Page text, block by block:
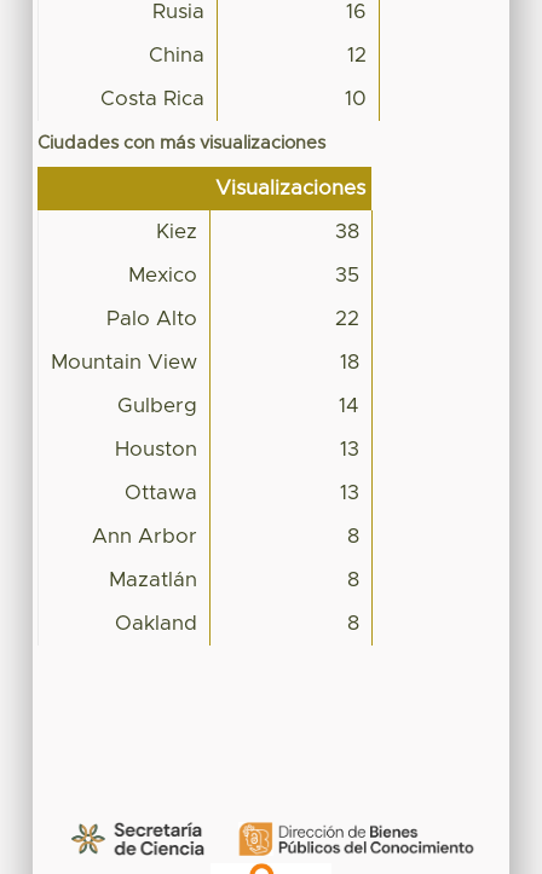
Rusia 16
China 12
Costa Rica 10
Ciudades con más visualizaciones
Visualizaciones
Kiez 38
Mexico 35
Palo Alto 22
Mountain View 18
Gulberg 14
Houston 13
Ottawa 13
Ann Arbor 8
Mazatlán 8
Oakland 8